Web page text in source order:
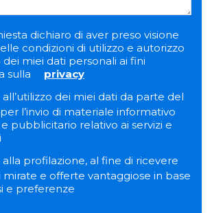
dichiaro di aver preso visione
condizioni di utilizzo e autorizzo
miei dati personali ai fini
sulla
privacy
dei miei dati da parte del
l’invio di materiale informativo
pubblicitario relativo ai servizi e
profilazione, al fine di ricevere
e offerte vantaggiose in base
e preferenze